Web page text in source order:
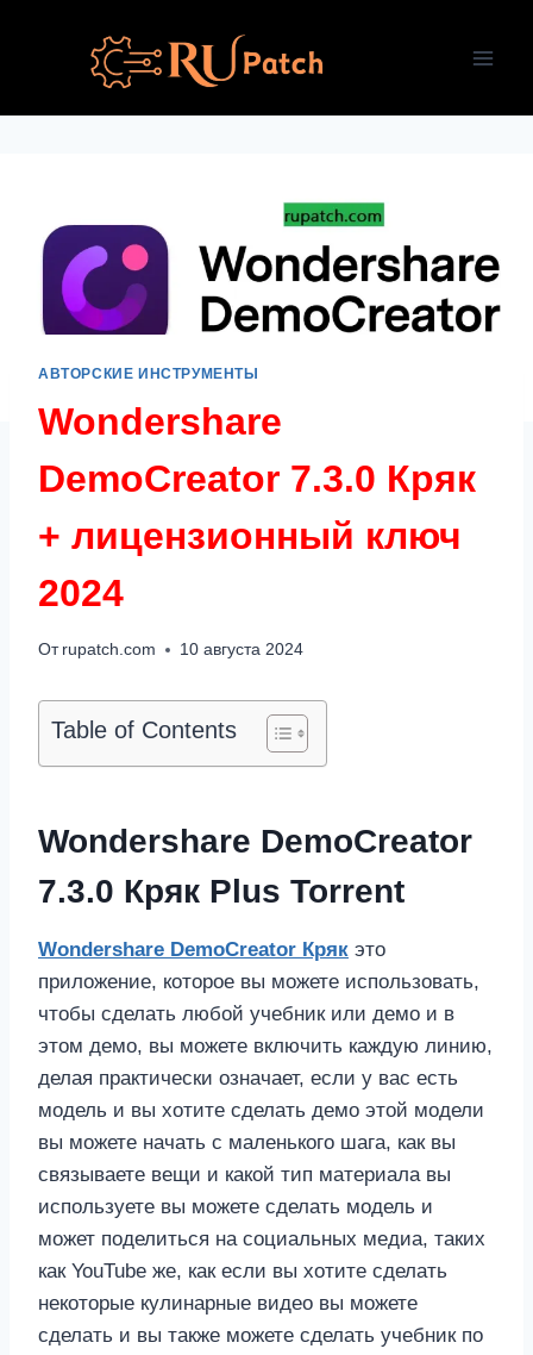
содержимому
АВТОРСКИЕ ИНСТРУМЕНТЫ
Wondershare
DemoCreator 7.3.0 Кряк
+ лицензионный ключ
2024
От rupatch.com 10 августа 2024
Table of Contents
Wondershare DemoCreator
7.3.0 Кряк Plus Torrent
Wondershare DemoCreator Кряк это
приложение, которое вы можете использовать,
чтобы сделать любой учебник или демо и в
этом демо, вы можете включить каждую линию,
делая практически означает, если у вас есть
модель и вы хотите сделать демо этой модели
вы можете начать с маленького шага, как вы
связываете вещи и какой тип материала вы
используете вы можете сделать модель и
может поделиться на социальных медиа, таких
как YouTube же, как если вы хотите сделать
некоторые кулинарные видео вы можете
сделать и вы также можете сделать учебник по